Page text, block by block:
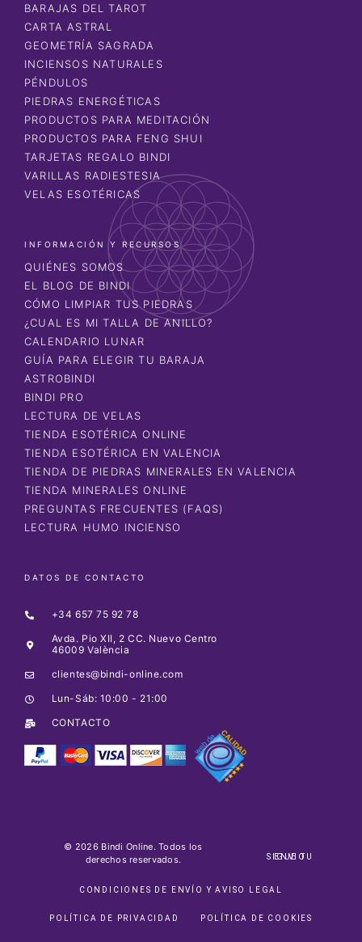
BARAJAS DEL TAROT
CARTA ASTRAL
GEOMETRÍA SAGRADA
INCIENSOS NATURALES
PÉNDULOS
PIEDRAS ENERGÉTICAS
PRODUCTOS PARA MEDITACIÓN
PRODUCTOS PARA FENG SHUI
TARJETAS REGALO BINDI
VARILLAS RADIESTESIA
VELAS ESOTÉRICAS
INFORMACIÓN Y RECURSOS
QUIÉNES SOMOS
EL BLOG DE BINDI
CÓMO LIMPIAR TUS PIEDRAS
¿CUAL ES MI TALLA DE ANILLO?
CALENDARIO LUNAR
GUÍA PARA ELEGIR TU BARAJA
ASTROBINDI
BINDI PRO
LECTURA DE VELAS
TIENDA ESOTÉRICA ONLINE
TIENDA ESOTÉRICA EN VALENCIA
TIENDA DE PIEDRAS MINERALES EN VALENCIA
TIENDA MINERALES ONLINE
PREGUNTAS FRECUENTES (FAQS)
LECTURA HUMO INCIENSO
DATOS DE CONTACTO
+34 657 75 92 78
Avda. Pio XII, 2 CC. Nuevo Centro
46009 València
clientes@bindi-online.com
Lun-Sáb: 10:00 - 21:00
CONTACTO
© 2026 Bindi Online. Todos los
derechos reservados.
SIGUE TU ENVIO
CONDICIONES DE ENVÍO Y AVISO LEGAL
POLÍTICA DE PRIVACIDAD POLÍTICA DE COOKIES